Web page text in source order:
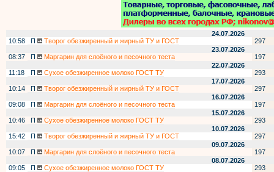
24.07.2026
10:58
П Творог обезжиренный и жирный ТУ и ГОСТ
297
23.07.2026
08:37
П Маргарин для слоёного и песочного теста
197
22.07.2026
11:18
П Сухое обезжиренное молоко ГОСТ ТУ
293
17.07.2026
10:14
П Творог обезжиренный и жирный ТУ и ГОСТ
297
16.07.2026
09:08
П Маргарин для слоёного и песочного теста
197
15.07.2026
10:46
П Сухое обезжиренное молоко ГОСТ ТУ
293
10.07.2026
15:42
П Творог обезжиренный и жирный ТУ и ГОСТ
297
09.07.2026
10:07
П Маргарин для слоёного и песочного теста
197
08.07.2026
09:05
П Сухое обезжиренное молоко ГОСТ ТУ
293